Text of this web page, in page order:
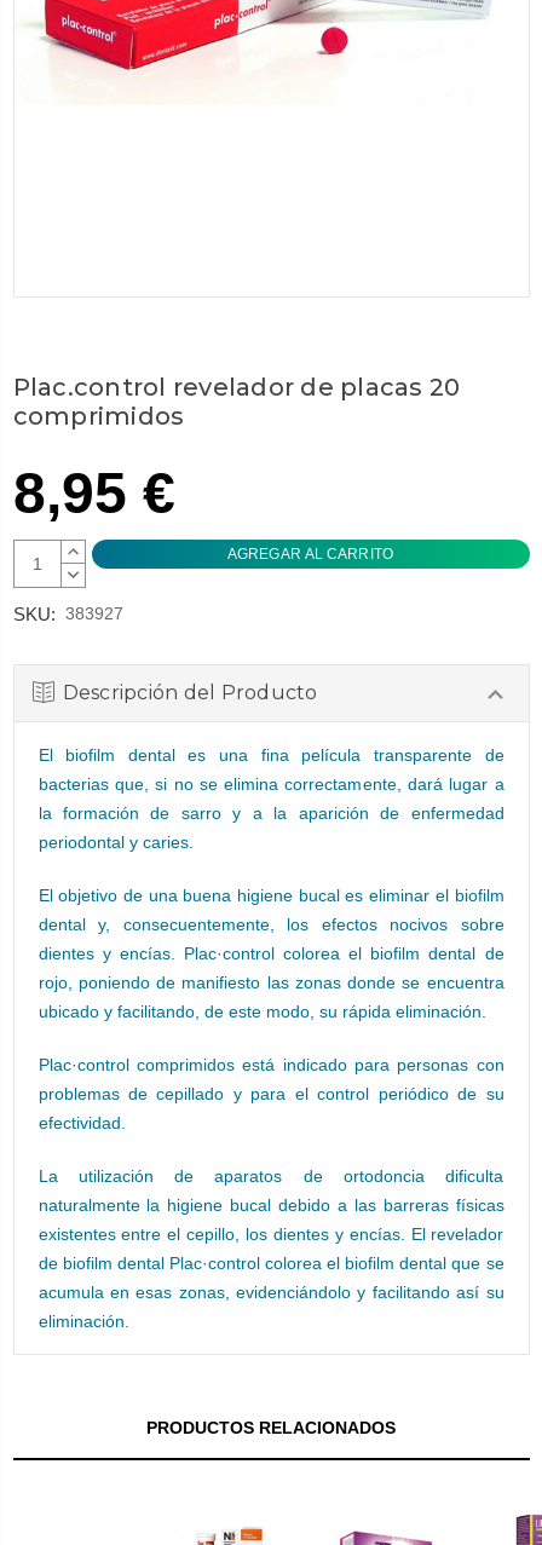
Plac.control revelador de placas 20
comprimidos
8,95 €
AUMENTAR
CANTIDAD:
DISMINUIR
SKU: 383927
Descripción del Producto
El biofilm dental es una fina película transparente de
bacterias que, si no se elimina correctamente, dará lugar a
la formación de sarro y a la aparición de enfermedad
periodontal y caries.
El objetivo de una buena higiene bucal es eliminar el biofilm
dental y, consecuentemente, los efectos nocivos sobre
dientes y encías. Plac·control colorea el biofilm dental de
rojo, poniendo de manifiesto las zonas donde se encuentra
ubicado y facilitando, de este modo, su rápida eliminación.
Plac·control comprimidos está indicado para personas con
problemas de cepillado y para el control periódico de su
efectividad.
La utilización de aparatos de ortodoncia dificulta
naturalmente la higiene bucal debido a las barreras físicas
existentes entre el cepillo, los dientes y encías. El revelador
de biofilm dental Plac·control colorea el biofilm dental que se
acumula en esas zonas, evidenciándolo y facilitando así su
eliminación.
PRODUCTOS RELACIONADOS